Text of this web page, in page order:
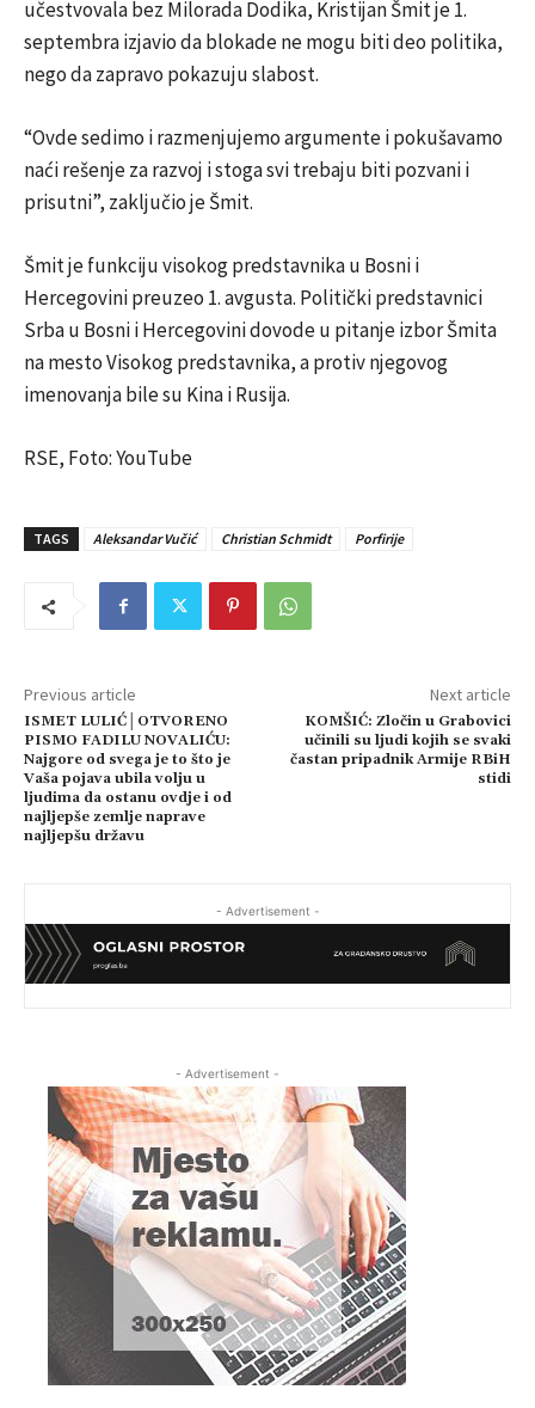
učestvovala bez Milorada Dodika, Kristijan Šmit je 1.
septembra izjavio da blokade ne mogu biti deo politika,
nego da zapravo pokazuju slabost.
“Ovde sedimo i razmenjujemo argumente i pokušavamo
naći rešenje za razvoj i stoga svi trebaju biti pozvani i
prisutni”, zaključio je Šmit.
Šmit je funkciju visokog predstavnika u Bosni i
Hercegovini preuzeo 1. avgusta. Politički predstavnici
Srba u Bosni i Hercegovini dovode u pitanje izbor Šmita
na mesto Visokog predstavnika, a protiv njegovog
imenovanja bile su Kina i Rusija.
RSE, Foto: YouTube
TAGS Aleksandar Vučić Christian Schmidt Porfirije
Previous article
ISMET LULIĆ│OTVORENO
PISMO FADILU NOVALIĆU:
Najgore od svega je to što je
Vaša pojava ubila volju u
ljudima da ostanu ovdje i od
najljepše zemlje naprave
najljepšu državu
Next article
KOMŠIĆ: Zločin u Grabovici
učinili su ljudi kojih se svaki
častan pripadnik Armije RBiH
stidi
- Advertisement -
- Advertisement -